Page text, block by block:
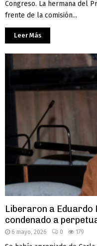
Congreso. La hermana del
frente de la comisión...
Leer Más
Liberaron a Eduardo
condenado a
6 mayo, 2026 0 179